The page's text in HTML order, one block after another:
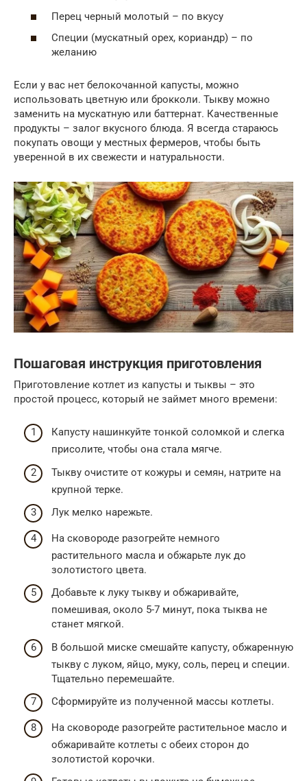
Перец черный молотый – по вкусу
Специи (мускатный орех, кориандр) – по
желанию
Если у вас нет белокочанной капусты, можно
использовать цветную или брокколи. Тыкву можно
заменить на мускатную или баттернат. Качественные
продукты – залог вкусного блюда. Я всегда стараюсь
покупать овощи у местных фермеров, чтобы быть
уверенной в их свежести и натуральности.
Пошаговая инструкция приготовления
Приготовление котлет из капусты и тыквы – это
простой процесс, который не займет много времени:
Капусту нашинкуйте тонкой соломкой и слегка
присолите, чтобы она стала мягче.
Тыкву очистите от кожуры и семян, натрите на
крупной терке.
Лук мелко нарежьте.
На сковороде разогрейте немного
растительного масла и обжарьте лук до
золотистого цвета.
Добавьте к луку тыкву и обжаривайте,
помешивая, около 5-7 минут, пока тыква не
станет мягкой.
В большой миске смешайте капусту, обжаренную
тыкву с луком, яйцо, муку, соль, перец и специи.
Тщательно перемешайте.
Сформируйте из полученной массы котлеты.
На сковороде разогрейте растительное масло и
обжаривайте котлеты с обеих сторон до
золотистой корочки.